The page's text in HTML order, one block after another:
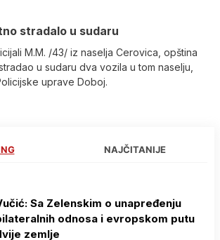
stradalo u sudaru
M.M. /43/ iz naselja Cerovica, opština
u sudaru dva vozila u tom naselju,
uprave Doboj.
NAJČITANIJE
Sa Zelenskim o unapređenju
odnosa i evropskom putu
zemlje